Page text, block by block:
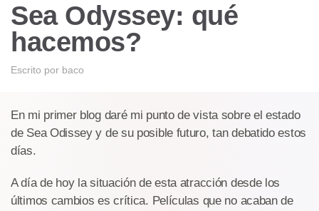
Sea Odyssey: qué
hacemos?
Escrito por baco
En mi primer blog daré mi punto de vista sobre el estado
de Sea Odissey y de su posible futuro, tan debatido estos
días.
A día de hoy la situación de esta atracción desde los
últimos cambios es crítica. Películas que no acaban de